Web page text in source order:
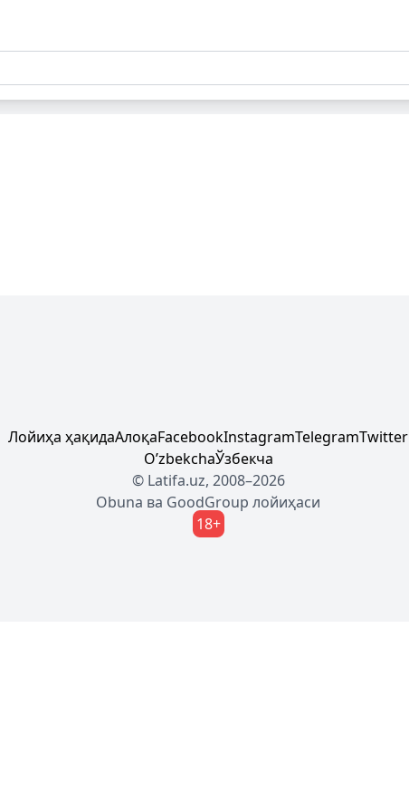
Лойиҳа ҳақидаАлоқаFacebookInstagramTelegramTwitter
OʼzbekchaЎзбекча
© Latifa.uz, 2008–2026
Obuna ва GoodGroup лойиҳаси
18+